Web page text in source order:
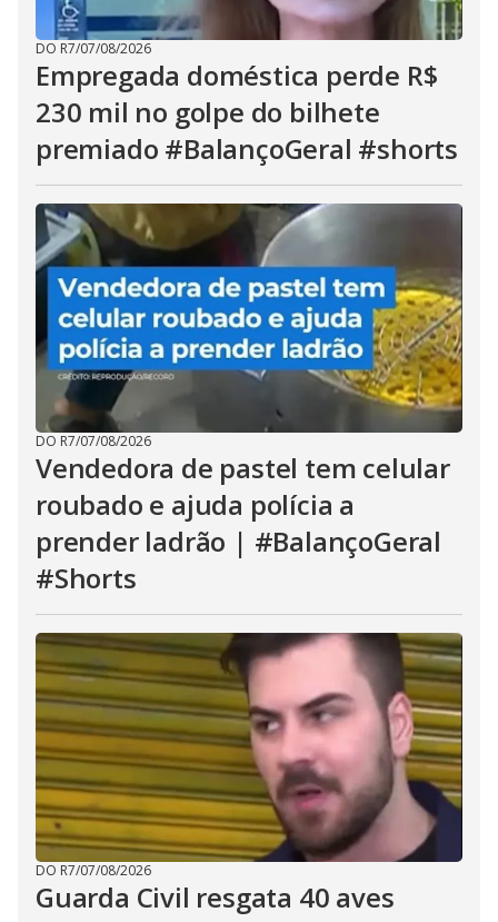
DO R7/07/08/2026
Empregada doméstica perde R$
230 mil no golpe do bilhete
premiado #BalançoGeral #shorts
DO R7/07/08/2026
Vendedora de pastel tem celular
roubado e ajuda polícia a
prender ladrão | #BalançoGeral
#Shorts
DO R7/07/08/2026
Guarda Civil resgata 40 aves